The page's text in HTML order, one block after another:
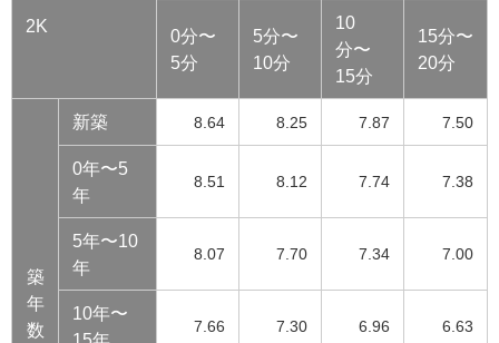
2K
0分〜
5分
5分〜
10分
10
分〜
15分
15分〜
20分
築
年
数
新築 8.64 8.25 7.87 7.50
0年〜5
年
8.51 8.12 7.74 7.38
5年〜10
年
8.07 7.70 7.34 7.00
10年〜
7.66 7.30 6.96 6.63